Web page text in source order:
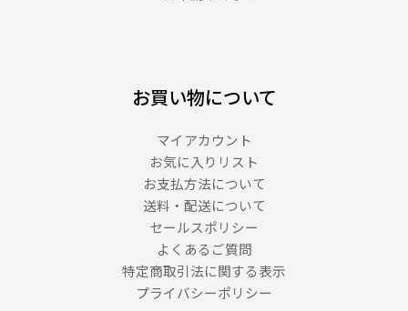
お買い物について
マイアカウント
お気に入りリスト
お支払方法について
送料・配送について
セールスポリシー
よくあるご質問
特定商取引法に関する表示
プライバシーポリシー